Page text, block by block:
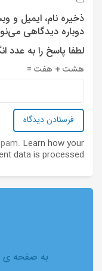
ذخیره نام، ایمیل و
دوباره دیدگاهی
لطفا پاسخ را به عدد
هشت + هفت =
Learn how your
data is processed
به صفحه ی